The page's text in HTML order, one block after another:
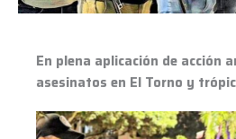
En plena aplicación de acción
asesinatos en El Torno y
El
trópico